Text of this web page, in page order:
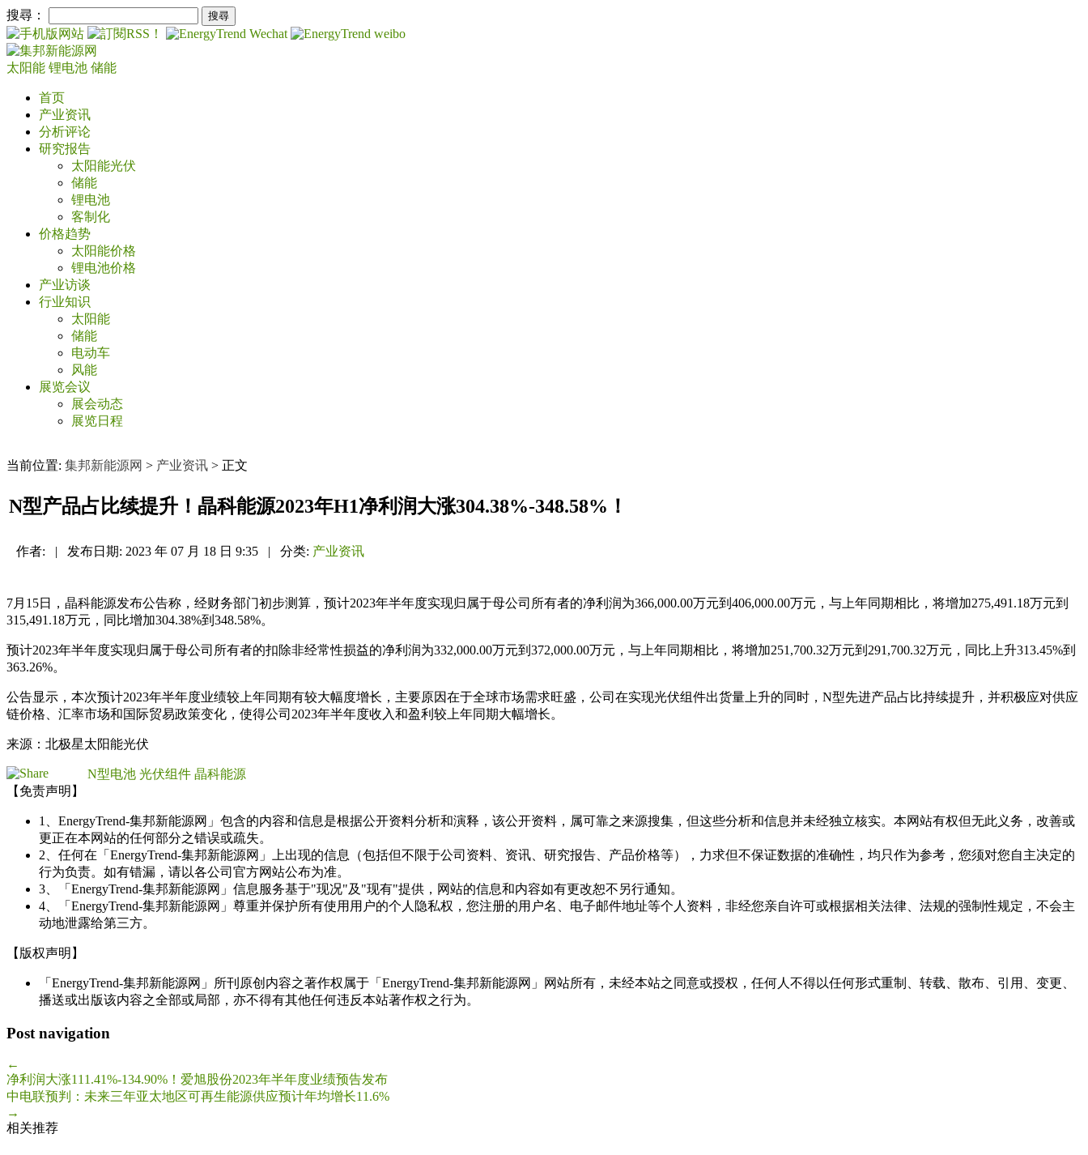
搜尋：
太阳能 锂电池 储能
首页
产业资讯
分析评论
研究报告
太阳能光伏
储能
锂电池
客制化
价格趋势
太阳能价格
锂电池价格
产业访谈
行业知识
太阳能
储能
电动车
风能
展览会议
展会动态
展览日程
当前位置: 集邦新能源网 > 产业资讯 > 正文
N型产品占比续提升！晶科能源2023年H1净利润大涨304.38%-348.58%！
作者: | 发布日期: 2023 年 07 月 18 日 9:35 | 分类: 产业资讯
7月15日，晶科能源发布公告称，经财务部门初步测算，预计2023年半年度实现归属于母公司所有者的净利润为366,000.00万元到406,000.00万元，与上年同期相比，将增加275,491.18万元到
315,491.18万元，同比增加304.38%到348.58%。
预计2023年半年度实现归属于母公司所有者的扣除非经常性损益的净利润为332,000.00万元到372,000.00万元，与上年同期相比，将增加251,700.32万元到291,700.32万元，同比上升313.45%到
363.26%。
公告显示，本次预计2023年半年度业绩较上年同期有较大幅度增长，主要原因在于全球市场需求旺盛，公司在实现光伏组件出货量上升的同时，N型先进产品占比持续提升，并积极应对供应
链价格、汇率市场和国际贸易政策变化，使得公司2023年半年度收入和盈利较上年同期大幅增长。
来源：北极星太阳能光伏
N型电池 光伏组件 晶科能源
【免责声明】
1、EnergyTrend-集邦新能源网」包含的内容和信息是根据公开资料分析和演释，该公开资料，属可靠之来源搜集，但这些分析和信息并未经独立核实。本网站有权但无此义务，改善或
更正在本网站的任何部分之错误或疏失。
2、任何在「EnergyTrend-集邦新能源网」上出现的信息（包括但不限于公司资料、资讯、研究报告、产品价格等），力求但不保证数据的准确性，均只作为参考，您须对您自主决定的
行为负责。如有错漏，请以各公司官方网站公布为准。
3、「EnergyTrend-集邦新能源网」信息服务基于"现况"及"现有"提供，网站的信息和内容如有更改恕不另行通知。
4、「EnergyTrend-集邦新能源网」尊重并保护所有使用用户的个人隐私权，您注册的用户名、电子邮件地址等个人资料，非经您亲自许可或根据相关法律、法规的强制性规定，不会主
动地泄露给第三方。
【版权声明】
「EnergyTrend-集邦新能源网」所刊原创内容之著作权属于「EnergyTrend-集邦新能源网」网站所有，未经本站之同意或授权，任何人不得以任何形式重制、转载、散布、引用、变更、
播送或出版该内容之全部或局部，亦不得有其他任何违反本站著作权之行为。
Post navigation
←
净利润大涨111.41%-134.90%！爱旭股份2023年半年度业绩预告发布
中电联预判：未来三年亚太地区可再生能源供应预计年均增长11.6%
→
相关推荐